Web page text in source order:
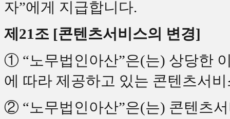
자”에게 지급합니다.
제21조 [콘텐츠서비스의 변경]
① “노무법인아산”은(는) 상당한
에 따라 제공하고 있는 콘텐츠서
② “노무법인아산”은(는) 콘텐츠